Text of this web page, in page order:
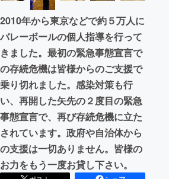
CAMPFIREふるさと納税
2010年から東京などで約５万人に
バレーボールの個人指導を行って
きました。最初の緊急事態宣言で
の存続危機は皆様からのご支援で
乗り切れました。感染対策も行
い、再開した矢先の２度目の緊急
事態宣言で、再び存続危機に立た
されています。政府や自治体から
の支援は一切ありません。皆様の
お力をもう一度お貸し下さい。